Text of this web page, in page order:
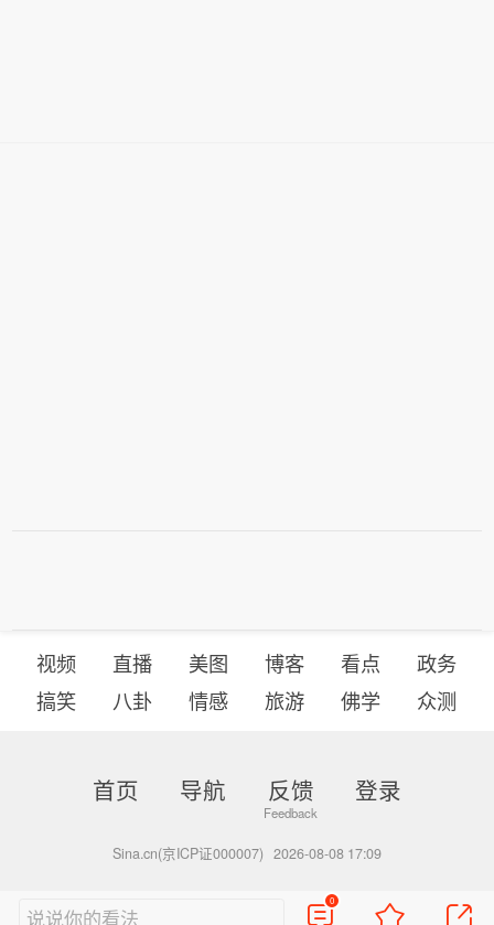
视频 直播 美图 博客 看点
政务
搞笑
八卦 情感 旅游 佛学 众测
首页 导航 反馈 登录
Sina.cn(京ICP证000007) 2026-08-08 17:09
说说你的看法
0